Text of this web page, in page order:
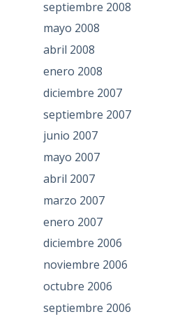
septiembre 2008
mayo 2008
abril 2008
enero 2008
diciembre 2007
septiembre 2007
junio 2007
mayo 2007
abril 2007
marzo 2007
enero 2007
diciembre 2006
noviembre 2006
octubre 2006
septiembre 2006